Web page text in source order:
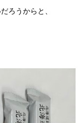
ろうからと、